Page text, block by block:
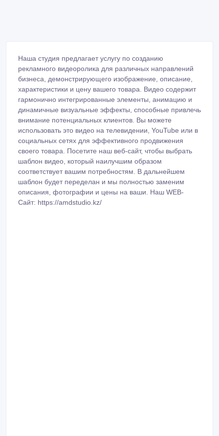
Наша студия предлагает услугу по созданию
рекламного видеоролика для различных направлений
бизнеса, демонстрирующего изображение, описание,
характеристики и цену вашего товара. Видео содержит
гармонично интегрированные элементы, анимацию и
динамичные визуальные эффекты, способные привлечь
внимание потенциальных клиентов. Вы можете
использовать это видео на телевидении, YouTube или в
социальных сетях для эффективного продвижения
своего товара. Посетите наш веб-сайт, чтобы выбрать
шаблон видео, который наилучшим образом
соответствует вашим потребностям. В дальнейшем
шаблон будет переделан и мы полностью заменим
описания, фотографии и цены на ваши. Наш WEB-
Сайт: https://amdstudio.kz/